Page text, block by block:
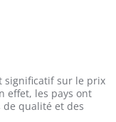
significatif sur le prix
effet, les pays ont
de qualité et des